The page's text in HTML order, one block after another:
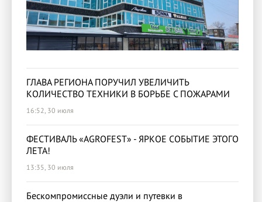
ГЛАВА РЕГИОНА ПОРУЧИЛ УВЕЛИЧИТЬ
КОЛИЧЕСТВО ТЕХНИКИ В БОРЬБЕ С ПОЖАРАМИ
16:52, 30 июля
ФЕСТИВАЛЬ «AGROFEST» - ЯРКОЕ СОБЫТИЕ ЭТОГО
ЛЕТА!
13:35, 30 июля
Бескомпромиссные дуэли и путевки в